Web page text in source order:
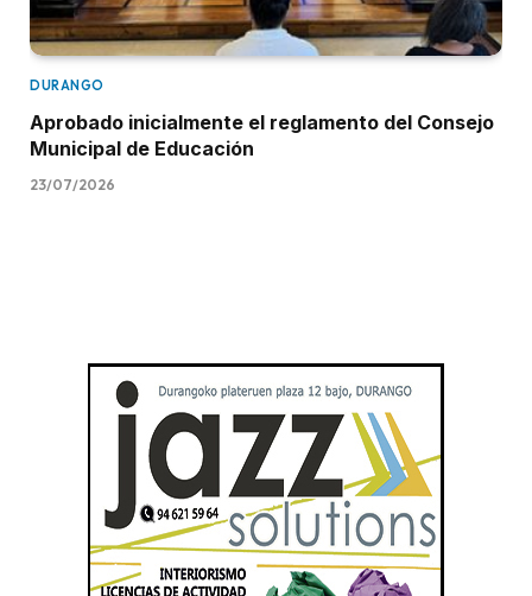
DURANGO
Aprobado inicialmente el reglamento del Consejo
Municipal de Educación
23/07/2026